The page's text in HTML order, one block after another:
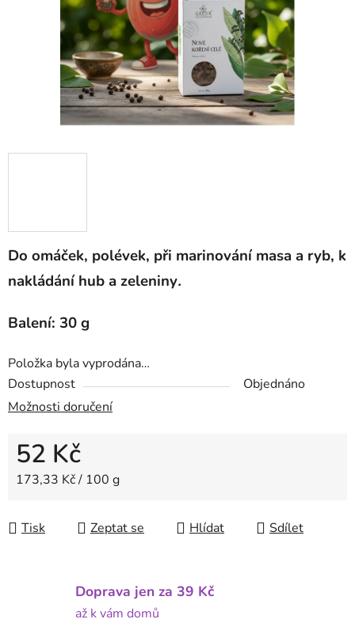
Do omáček, polévek, při marinování masa a ryb, k
nakládání hub a zeleniny.
Balení: 30 g
Položka byla vyprodána…
Dostupnost
Objednáno
Možnosti doručení
52 Kč
Měrná cena:
173,33 Kč / 100 g
Tisk Zeptat se Hlídat Sdílet
Doprava jen za 39 Kč
až k vám domů